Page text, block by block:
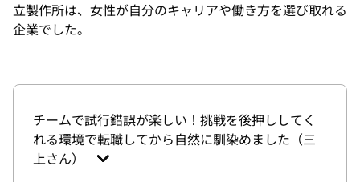
立製作所は、女性が自分のキャリアや働き方を選び取れる
企業でした。
チームで試行錯誤が楽しい！挑戦を後押ししてく
れる環境で転職してから自然に馴染めました（三
上さん）